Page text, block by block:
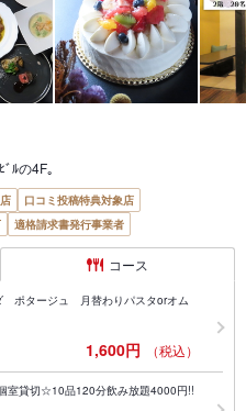
ﾙの4F｡
口コミ投稿特典対象店
適格請求書発行事業者
コース
ポタージュ 月替わりパスタorオム
1,600円 （税込）
室貸切☆10品120分飲み放題4000円!!